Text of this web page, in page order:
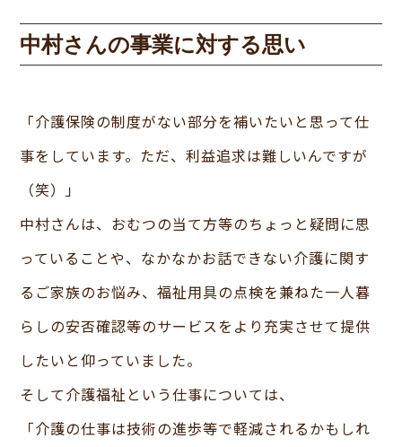
中村さんの事業に対する思い
「介護保険の制度がない部分を補いたいと思って仕
事をしています。ただ、利益追求は難しいんですが
（笑）」
中村さんは、おむつの当て方等のちょっと疑問に思
っていることや、なかなかお話できない介護に関す
るご家族のお悩み、福祉用具の点検を兼ねた一人暮
らしの安否確認等のサービスをより充実させて提供
したいと仰っていました。
そして介護福祉という仕事については、
「介護の仕事は技術の進歩等で軽減されるかもしれ